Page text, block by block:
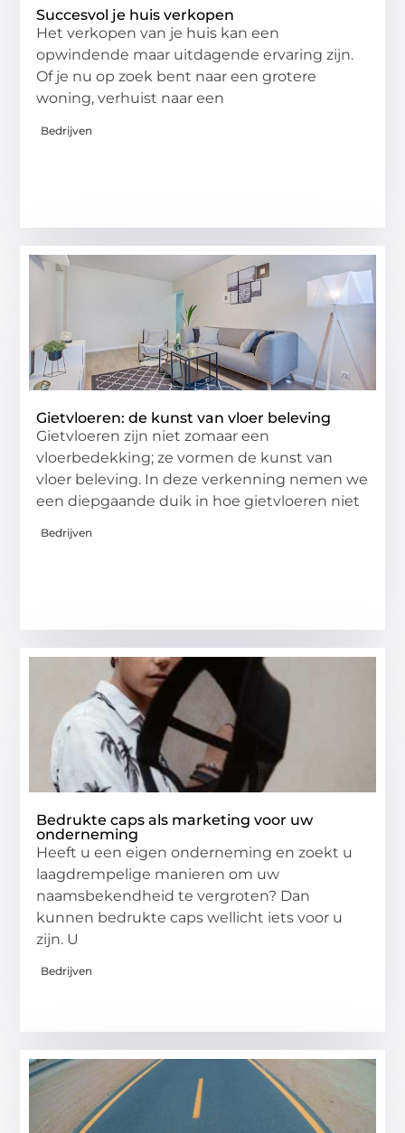
Succesvol je huis verkopen
Het verkopen van je huis kan een
opwindende maar uitdagende ervaring zijn.
Of je nu op zoek bent naar een grotere
woning, verhuist naar een
Bedrijven
Gietvloeren: de kunst van vloer beleving
Gietvloeren zijn niet zomaar een
vloerbedekking; ze vormen de kunst van
vloer beleving. In deze verkenning nemen we
een diepgaande duik in hoe gietvloeren niet
Bedrijven
Bedrukte caps als marketing voor uw
onderneming
Heeft u een eigen onderneming en zoekt u
laagdrempelige manieren om uw
naamsbekendheid te vergroten? Dan
kunnen bedrukte caps wellicht iets voor u
zijn. U
Bedrijven